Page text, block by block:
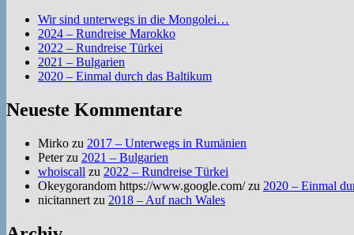
Wir sind unterwegs in die Mongolei…
2024 – Rundreise Marokko
2022 – Rundreise Türkei
2021 – Bulgarien
2020 – Einmal durch das Baltikum
Neueste Kommentare
Mirko zu 2017 – Unterwegs in Rumänien
Peterzu 2021 – Bulgarien
whoiscall zu 2022 – Rundreise Türkei
Okeygorandom https://www.google.com/zu 2020 – Einmal
nicitannert zu 2018 – Auf nach Wales